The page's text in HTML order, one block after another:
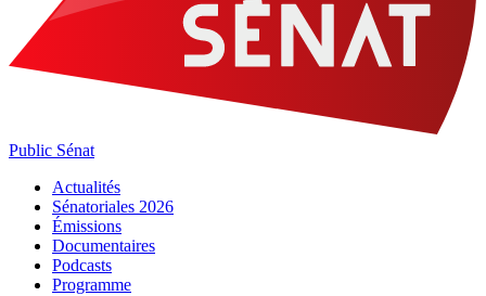
Public Sénat
Actualités
Sénatoriales 2026
Émissions
Documentaires
Podcasts
Programme